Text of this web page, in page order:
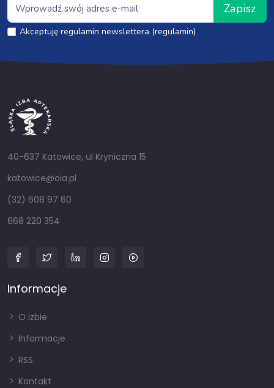
Zapisz
Akceptuję regulamin newslettera (regulamin)
40-637 Katowice, ul Kryniczna 15
katowice@oia.pl
(32) 608 97 60
668 220 354
Informacje
O izbie
Informacje
RSS
Kontakt